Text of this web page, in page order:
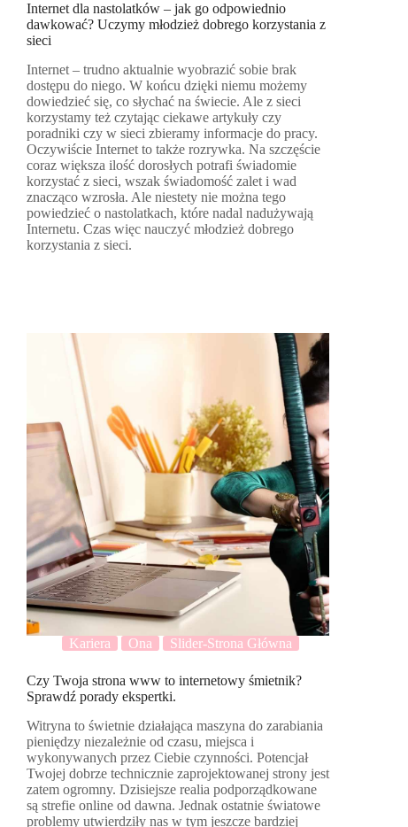
Internet dla nastolatków – jak go odpowiednio
dawkować? Uczymy młodzież dobrego korzystania z
sieci
Internet – trudno aktualnie wyobrazić sobie brak
dostępu do niego. W końcu dzięki niemu możemy
dowiedzieć się, co słychać na świecie. Ale z sieci
korzystamy też czytając ciekawe artykuły czy
poradniki czy w sieci zbieramy informacje do pracy.
Oczywiście Internet to także rozrywka. Na szczęście
coraz większa ilość dorosłych potrafi świadomie
korzystać z sieci, wszak świadomość zalet i wad
znacząco wzrosła. Ale niestety nie można tego
powiedzieć o nastolatkach, które nadal nadużywają
Internetu. Czas więc nauczyć młodzież dobrego
korzystania z sieci.
Kariera Ona Slider-Strona Główna
Czy Twoja strona www to internetowy śmietnik?
Sprawdź porady ekspertki.
Witryna to świetnie działająca maszyna do zarabiania
pieniędzy niezależnie od czasu, miejsca i
wykonywanych przez Ciebie czynności. Potencjał
Twojej dobrze technicznie zaprojektowanej strony jest
zatem ogromny. Dzisiejsze realia podporządkowane
są strefie online od dawna. Jednak ostatnie światowe
problemy utwierdziły nas w tym jeszcze bardziej